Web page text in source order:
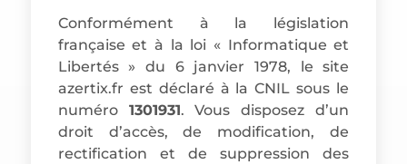
Conformément à la législation
française et à la loi « Informatique et
Libertés » du 6 janvier 1978, le site
azertix.fr est déclaré à la CNIL sous le
numéro 1301931. Vous disposez d’un
droit d’accès, de modification, de
rectification et de suppression des